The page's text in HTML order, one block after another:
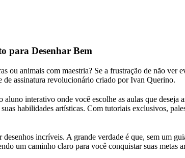
para Desenhar Bem
ou animais com maestria? Se a frustração de não
de assinatura revolucionário criado por Ivan Querino.
interativo onde você escolhe as aulas que
habilidades artísticas. Com tutoriais exclusivos,
incríveis. A grande verdade é que, sem um
um caminho claro para você conquistar suas metas